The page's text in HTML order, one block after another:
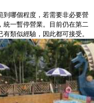
到哪個程度，若需要非必要營
一暫停營業。目前仍在第二
類似經驗，因此都可接受。